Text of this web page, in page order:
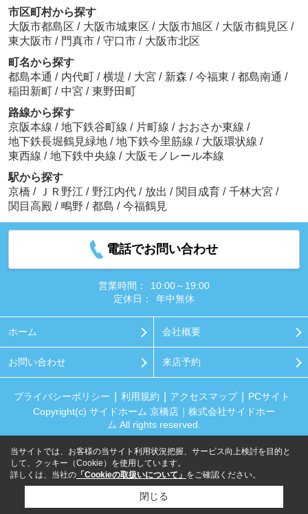
市区町村から探す
大阪市都島区 / 大阪市城東区 / 大阪市旭区 / 大阪市鶴見区 /
東大阪市 / 門真市 / 守口市 / 大阪市北区
町名から探す
都島本通 / 内代町 / 横堤 / 大宮 / 新森 / 今福東 / 都島南通 /
稲田新町 / 中宮 / 東野田町
路線から探す
京阪本線 / 地下鉄谷町線 / 片町線 / おおさか東線 /
地下鉄長堀鶴見緑地 / 地下鉄今里筋線 / 大阪環状線 /
東西線 / 地下鉄中央線 / 大阪モノレール本線
駅から探す
京橋 / ＪＲ野江 / 野江内代 / 放出 / 関目成育 / 千林大宮 /
関目高殿 / 鴫野 / 都島 / 今福鶴見
電話でお問い合わせ
営業時間：
10:00～19:00
定休日：
年中無休
ホーム 会社概要
お問い合わせ 来店予約
プライバシーポリシー 利用規約 アクセスマップ
PCサイト
Copyright(c) サイドホーム 京橋店｜株式会社サイドホー
ム All rights reserved.
当サイトでは、お客様の当サイト利用状況把握、サービス向上検討を目的と
して、クッキー（Cookie）を使用しています。
詳しくは、当社の 「Cookieの取扱いについて」 をご確認ください。
閉じる